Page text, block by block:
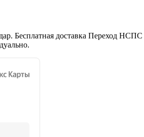
Бесплатная доставка Переход